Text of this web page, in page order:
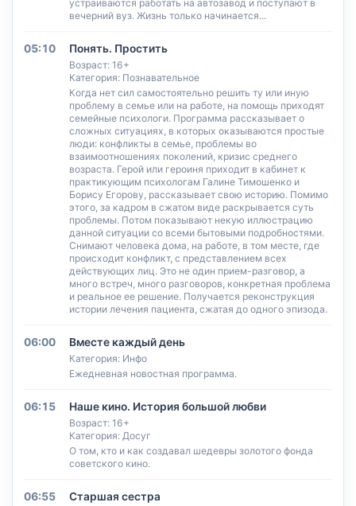
устраиваются работать на автозавод и поступают в
вечерний вуз. Жизнь только начинается...
05:10 Понять. Простить
Возраст: 16+
Категория: Познавательное
Когда нет сил самостоятельно решить ту или иную
проблему в семье или на работе, на помощь приходят
семейные психологи. Программа рассказывает о
сложных ситуациях, в которых оказываются простые
люди: конфликты в семье, проблемы во
взаимоотношениях поколений, кризис среднего
возраста. Герой или героиня приходит в кабинет к
практикующим психологам Галине Тимошенко и
Борису Егорову, рассказывает свою историю. Помимо
этого, за кадром в сжатом виде раскрывается суть
проблемы. Потом показывают некую иллюстрацию
данной ситуации со всеми бытовыми подробностями.
Снимают человека дома, на работе, в том месте, где
происходит конфликт, с представлением всех
действующих лиц. Это не один прием-разговор, а
много встреч, много разговоров, конкретная проблема
и реальное ее решение. Получается реконструкция
истории лечения пациента, сжатая до одного эпизода.
06:00 Вместе каждый день
Категория: Инфо
Ежедневная новостная программа.
06:15 Наше кино. История большой любви
Возраст: 16+
Категория: Досуг
О том, кто и как создавал шедевры золотого фонда
советского кино.
06:55 Старшая сестра